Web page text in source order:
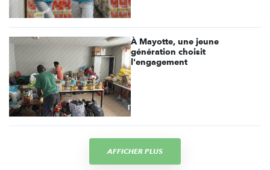
À Mayotte, une jeune
génération choisit
l'engagement
AFFICHER PLUS